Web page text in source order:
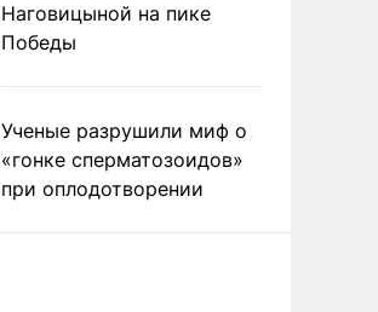
Наговицыной на пике
Победы
Ученые разрушили миф о
«гонке сперматозоидов»
при оплодотворении